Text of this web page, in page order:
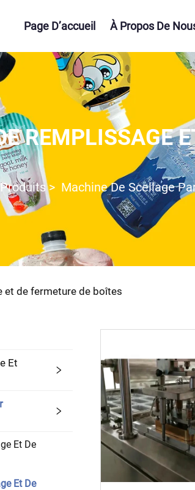
Page D’accueil À Propos De
REMPLISSAGE
Produits> Machine De Scellage
et de fermeture de boîtes
Et
Et De
Et De